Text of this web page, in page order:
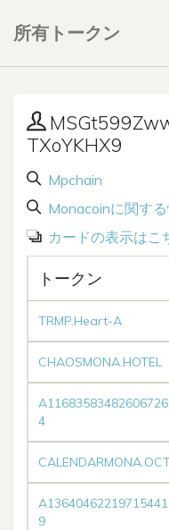
所有トークン
TXoYKHX9
Mpchain
Monacoinに関す
カードの表示はこ
トークン
TRMP.Heart-A
CHAOSMONA.HOTEL
4
9